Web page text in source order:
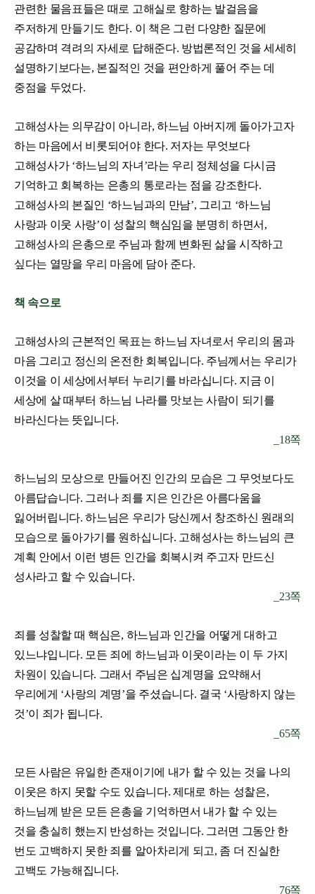
관련한 물음표들은 때로 고해실로 향하는 발걸음을
주저하게 만들기도 한다. 이 책은 그런 다양한 질문에
공감하며 격려의 자세로 답해준다. 방법론적인 것을 세세히
설명하기보다는, 본질적인 것을 편안하게 풀어 주는 데
중점을 두었다.
고해성사는 의무감이 아니라, 하느님 아버지께 돌아가고자
하는 마음에서 비롯되어야 한다. 저자는 무엇보다
고해성사가 ‘하느님의 자녀’라는 우리 정체성을 다시금
기억하고 회복하는 은총의 통로라는 점을 강조한다.
고해성사의 본질인 ‘하느님과의 만남’, 그리고 ‘하느님
사랑과 이웃 사랑’이 성찰의 핵심임을 분명히 하면서,
고해성사의 은총으로 주님과 함께 변화된 삶을 시작하고
싶다는 열망을 우리 마음에 담아 준다.
책 속으로
고해성사의 근본적인 목표는 하느님 자녀로서 우리의 몸과
마음 그리고 정신의 온전한 회복입니다. 주님께서는 우리가
이것을 이 세상에서부터 누리기를 바라십니다. 지금 이
세상에 살 때부터 하느님 나라를 맛보는 사람이 되기를
바라신다는 뜻입니다.
18쪽
하느님의 모상으로 만들어진 인간의 모습은 그 무엇보다도
아름답습니다. 그러나 죄를 지은 인간은 아름다움을
잃어버립니다. 하느님은 우리가 당신께서 창조하신 원래의
모습으로 돌아가기를 원하십니다. 고해성사는 하느님의 큰
계획 안에서 이런 병든 인간을 회복시켜 주고자 만드신
성사라고 할 수 있습니다.
23쪽
죄를 성찰할 때 핵심은, 하느님과 인간을 어떻게 대하고
있느냐입니다. 모든 죄에 하느님과 이웃이라는 이 두 가지
차원이 있습니다. 그래서 주님은 십계명을 요약해서
우리에게 ‘사랑의 계명’을 주셨습니다. 결국 ‘사랑하지 않는
것’이 죄가 됩니다.
65쪽
모든 사람은 유일한 존재이기에 내가 할 수 있는 것을 나의
이웃은 하지 못할 수도 있습니다. 제대로 하는 성찰은,
하느님께 받은 모든 은총을 기억하면서 내가 할 수 있는
것을 충실히 했는지 반성하는 것입니다. 그러면 그동안 한
번도 고백하지 못한 죄를 알아차리게 되고, 좀 더 진실한
고백도 가능해집니다.
76쪽